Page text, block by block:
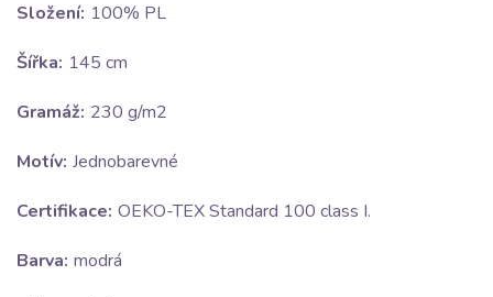
Složení: 100% PL
Šířka: 145 cm
Gramáž: 230 g/m2
Motív: Jednobarevné
Certifikace: OEKO-TEX Standard 100 class I.
Barva: modrá